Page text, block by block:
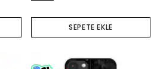
SEPETE EKLE